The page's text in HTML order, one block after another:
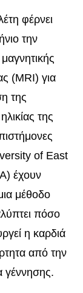
φέρνει
την
(MRI) για
της
της
of East
έχουν
μέθοδο
πόσο
η καρδιά
από την
γέννησης.